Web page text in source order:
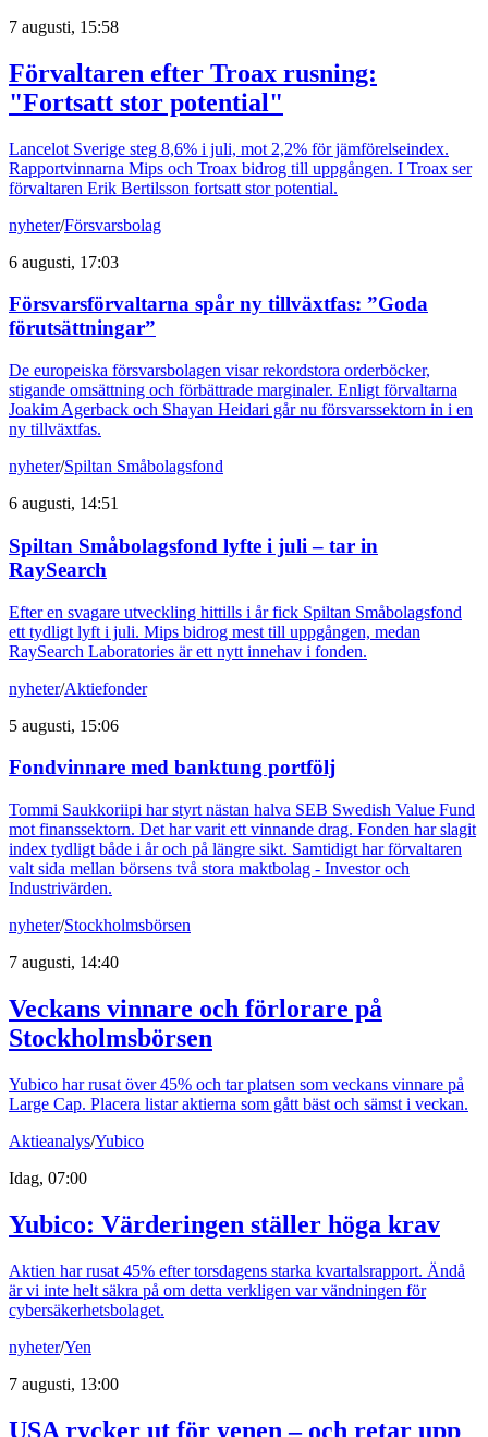
7 augusti, 15:58
Förvaltaren efter Troax rusning:
"Fortsatt stor potential"
Lancelot Sverige steg 8,6% i juli, mot 2,2% för jämförelseindex.
Rapportvinnarna Mips och Troax bidrog till uppgången. I Troax ser
förvaltaren Erik Bertilsson fortsatt stor potential.
nyheter/Försvarsbolag
6 augusti, 17:03
Försvarsförvaltarna spår ny tillväxtfas: ”Goda
förutsättningar”
De europeiska försvarsbolagen visar rekordstora orderböcker,
stigande omsättning och förbättrade marginaler. Enligt förvaltarna
Joakim Agerback och Shayan Heidari går nu försvarssektorn in i en
ny tillväxtfas.
nyheter/Spiltan Småbolagsfond
6 augusti, 14:51
Spiltan Småbolagsfond lyfte i juli – tar in
RaySearch
Efter en svagare utveckling hittills i år fick Spiltan Småbolagsfond
ett tydligt lyft i juli. Mips bidrog mest till uppgången, medan
RaySearch Laboratories är ett nytt innehav i fonden.
nyheter/Aktiefonder
5 augusti, 15:06
Fondvinnare med banktung portfölj
Tommi Saukkoriipi har styrt nästan halva SEB Swedish Value Fund
mot finanssektorn. Det har varit ett vinnande drag. Fonden har slagit
index tydligt både i år och på längre sikt. Samtidigt har förvaltaren
valt sida mellan börsens två stora maktbolag - Investor och
Industrivärden.
nyheter/Stockholmsbörsen
7 augusti, 14:40
Veckans vinnare och förlorare på
Stockholmsbörsen
Yubico har rusat över 45% och tar platsen som veckans vinnare på
Large Cap. Placera listar aktierna som gått bäst och sämst i veckan.
Aktieanalys/Yubico
Idag, 07:00
Yubico: Värderingen ställer höga krav
Aktien har rusat 45% efter torsdagens starka kvartalsrapport. Ändå
är vi inte helt säkra på om detta verkligen var vändningen för
cybersäkerhetsbolaget.
nyheter/Yen
7 augusti, 13:00
USA rycker ut för yenen – och retar upp